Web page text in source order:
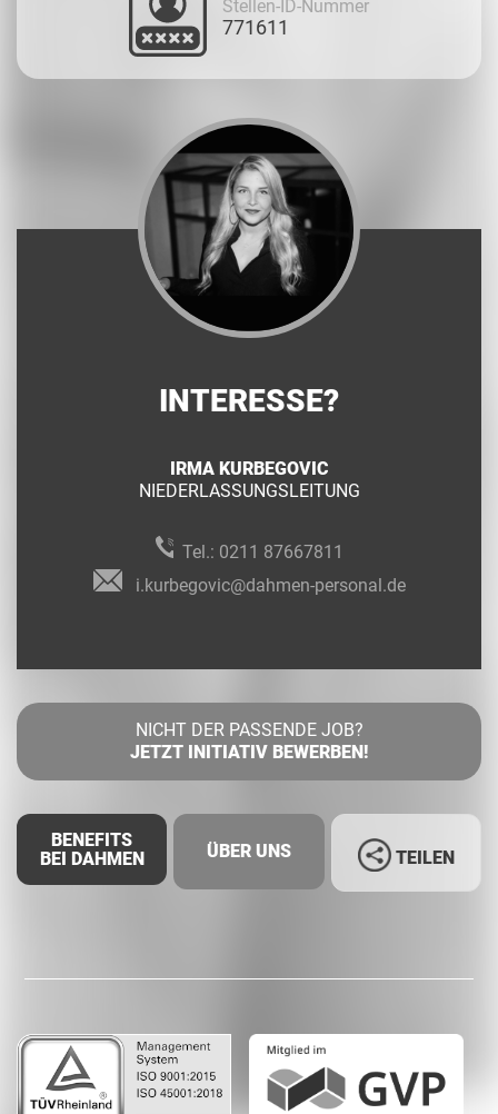
Stellen-ID-Nummer
771611
INTERESSE?
IRMA KURBEGOVIC
NIEDERLASSUNGSLEITUNG
Tel.: 0211 87667811
i.kurbegovic@dahmen-personal.de
NICHT DER PASSENDE JOB?
JETZT INITIATIV BEWERBEN!
BENEFITS
BEI DAHMEN
ÜBER UNS TEILEN